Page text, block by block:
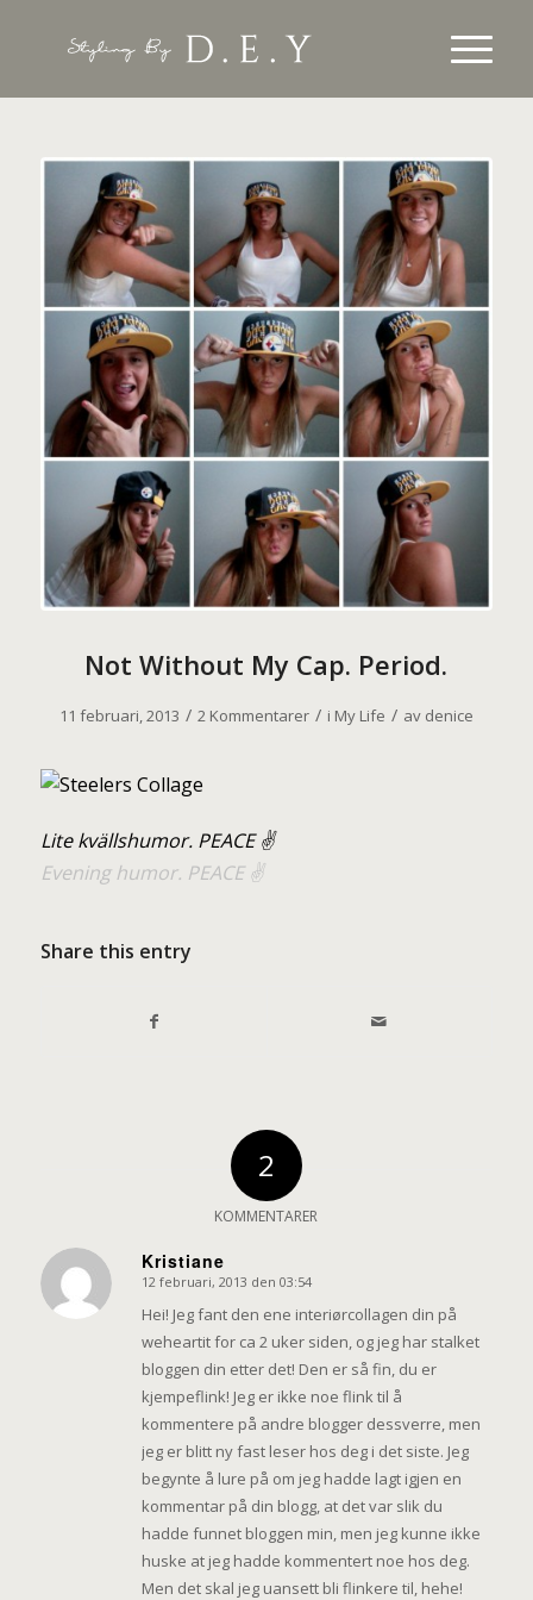
Not Without My Cap. Period.
11 februari, 2013 / 2 Kommentarer / i My Life / av denice
Lite kvällshumor. PEACE ✌
Evening humor. PEACE ✌
Share this entry
2
KOMMENTARER
Kristiane
says:
12 februari, 2013 den 03:54
Hei! Jeg fant den ene interiørcollagen din på
weheartit for ca 2 uker siden, og jeg har stalket
bloggen din etter det! Den er så fin, du er
kjempeflink! Jeg er ikke noe flink til å
kommentere på andre blogger dessverre, men
jeg er blitt ny fast leser hos deg i det siste. Jeg
begynte å lure på om jeg hadde lagt igjen en
kommentar på din blogg, at det var slik du
hadde funnet bloggen min, men jeg kunne ikke
huske at jeg hadde kommentert noe hos deg.
Men det skal jeg uansett bli flinkere til, hehe!